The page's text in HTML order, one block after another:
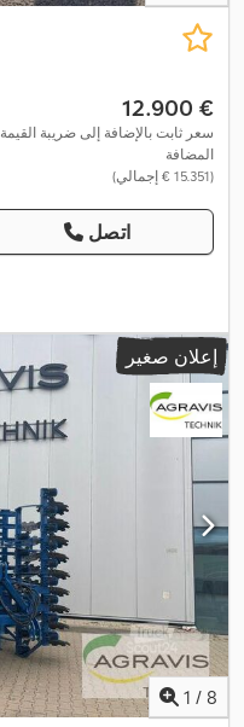
‏12.900 €
سعر ثابت بالإضافة إلى ضريبة القيمة
المضافة
(‏15.351 € إجمالي)
اتصل
إعلان صغير
1 / 8